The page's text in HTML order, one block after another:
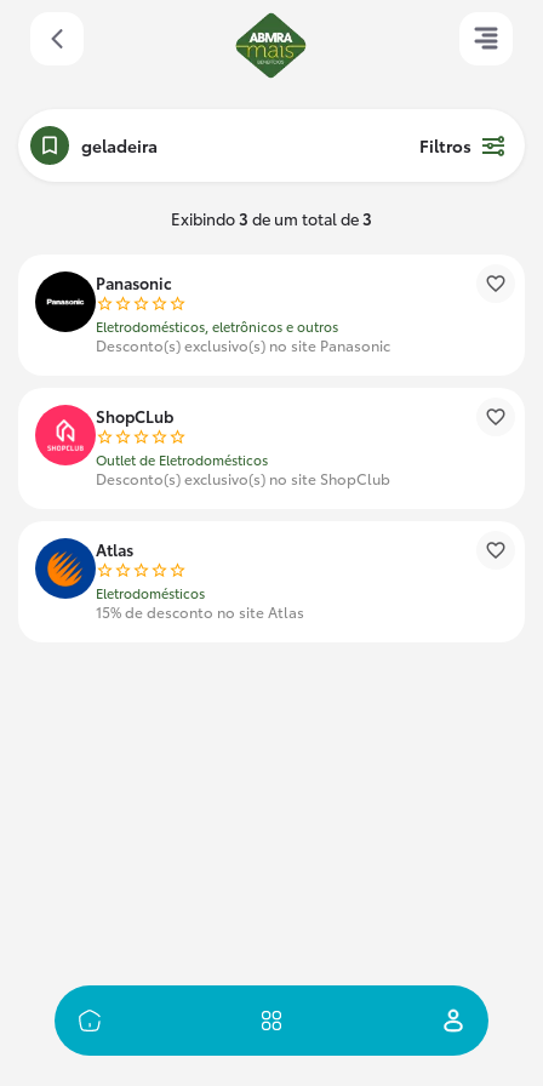
geladeira Filtros
Exibindo3 de um total de3
Panasonic
Eletrodomésticos, eletrônicos e outros
Desconto(s) exclusivo(s) no site Panasonic
ShopCLub
Outlet de Eletrodomésticos
Desconto(s) exclusivo(s) no site ShopClub
Atlas
Eletrodomésticos
15% de desconto no site Atlas